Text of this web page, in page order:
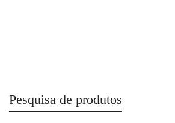
Pesquisa de produtos